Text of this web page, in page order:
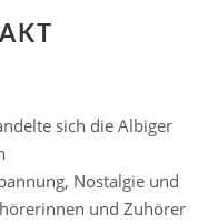
sich die Albiger
Nostalgie und
und Zuhörer